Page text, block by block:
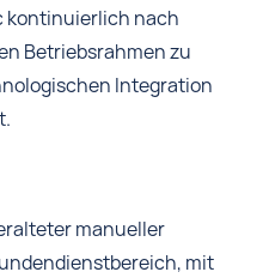
kontinuierlich nach
Betriebsrahmen zu
Integration
manueller
mit